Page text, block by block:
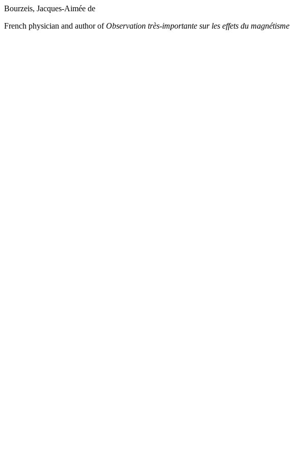
Bourzeis, Jacques-Aimée de
French physician and author ofObservation très-importante sur les effets du magnétisme